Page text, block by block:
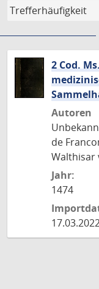
2 Cod.
Autoren
de
Walthisar
Jahr:
1474